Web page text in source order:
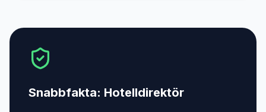
Snabbfakta: Hotelldirektör